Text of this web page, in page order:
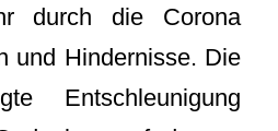
durch die Corona
und Hindernisse. Die
Entschleunigung